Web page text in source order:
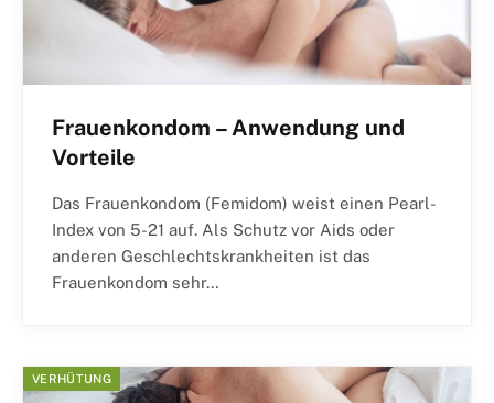
Frauenkondom – Anwendung und
Vorteile
Das Frauenkondom (Femidom) weist einen Pearl-
Index von 5-21 auf. Als Schutz vor Aids oder
anderen Geschlechtskrankheiten ist das
Frauenkondom sehr…
VERHÜTUNG